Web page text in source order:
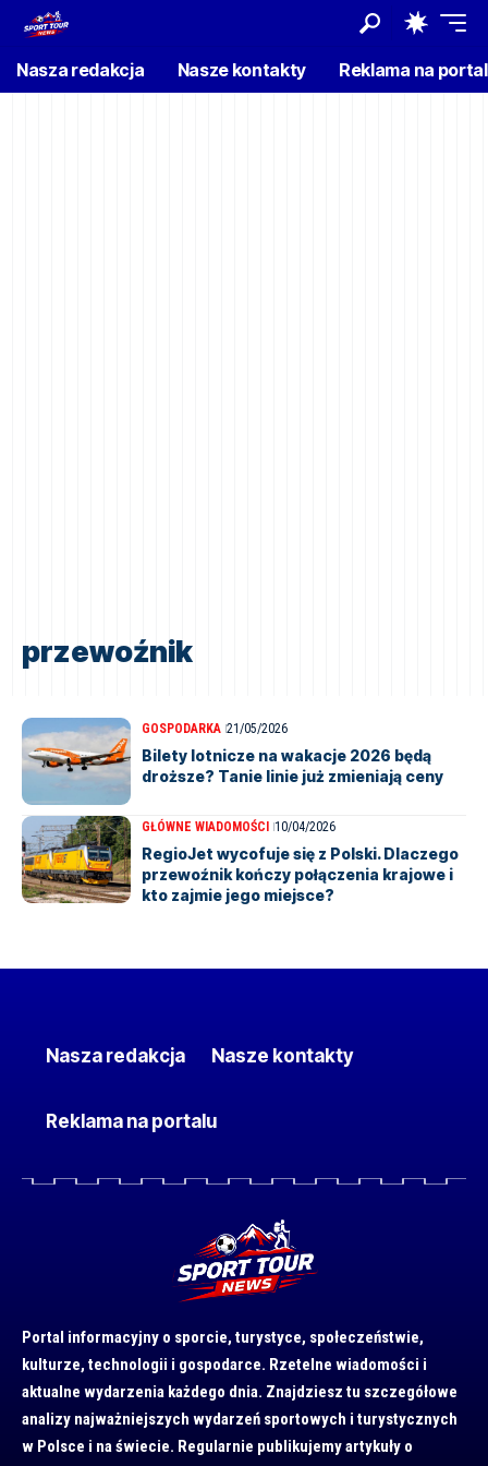
Nasza redakcja Nasze kontakty Reklama na
przewoźnik
GOSPODARKA 21/05/2026
Bilety lotnicze na wakacje 2026 będą
droższe? Tanie linie już zmieniają ceny
GŁÓWNE WIADOMOŚCI 10/04/2026
RegioJet wycofuje się z Polski. Dlaczego
przewoźnik kończy połączenia krajowe i
kto zajmie jego miejsce?
Nasza redakcja Nasze kontakty
Reklama na portalu
Portal informacyjny o sporcie, turystyce, społeczeństwie,
kulturze, technologii i gospodarce. Rzetelne wiadomości i
aktualne wydarzenia każdego dnia. Znajdziesz tu szczegółowe
analizy najważniejszych wydarzeń sportowych i turystycznych
w Polsce i na świecie. Regularnie publikujemy artykuły o